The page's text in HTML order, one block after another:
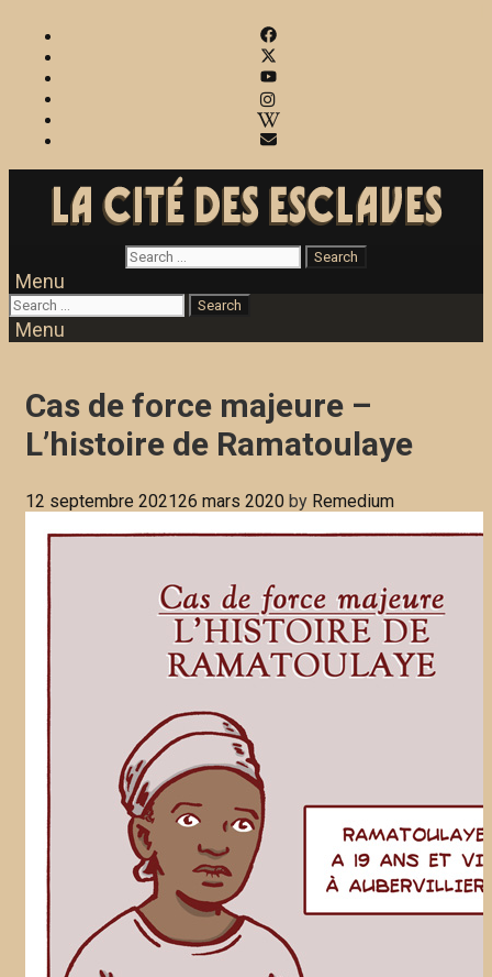
Menu
Menu
Cas de force majeure –
L’histoire de Ramatoulaye
12 septembre 202126 mars 2020 by Remedium